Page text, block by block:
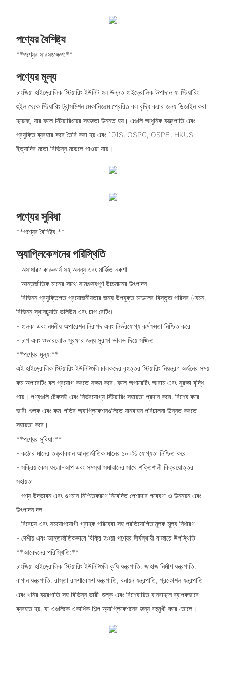
পণ্যের বৈশিষ্ট্য
**পণ্যের সারসংক্ষেপ:**
পণ্যের মূল্য
চাংজিয়া হাইড্রোলিক স্টিয়ারিং ইউনিট হল উন্নত হাইড্রোলিক উপাদান যা স্টিয়ারিং
হুইল থেকে স্টিয়ারিং ট্রান্সমিশন মেকানিজমে প্রেরিত বল বৃদ্ধি করার জন্য ডিজাইন করা
হয়েছে, যার ফলে স্টিয়ারিংয়ের সহজতা উন্নত হয়। এগুলি আধুনিক যন্ত্রপাতি এবং
প্রযুক্তি ব্যবহার করে তৈরি করা হয় এবং 101S, OSPC, OSPB, HKUS
ইত্যাদির মতো বিভিন্ন মডেলে পাওয়া যায়।
পণ্যের সুবিধা
**পণ্যের বৈশিষ্ট্য:**
অ্যাপ্লিকেশনের পরিস্থিতি
- অসাধারণ কারুকার্য সহ অনন্য এবং মার্জিত নকশা
- আন্তর্জাতিক মানের সাথে সামঞ্জস্যপূর্ণ উচ্চমানের উৎপাদন
- বিভিন্ন প্রযুক্তিগত প্রয়োজনীয়তার জন্য উপযুক্ত মডেলের বিস্তৃত পরিসর (যেমন,
বিভিন্ন স্থানচ্যুতি ভলিউম এবং চাপ রেটিং)
- হালকা এবং নমনীয় অপারেশন নিরাপদ এবং নির্ভরযোগ্য কর্মক্ষমতা নিশ্চিত করে
- চাপ এবং ওভারলোড সুরক্ষার জন্য সুরক্ষা ভালভ দিয়ে সজ্জিত
**পণ্যের মূল্য:**
এই হাইড্রোলিক স্টিয়ারিং ইউনিটগুলি চালকদের বৃহত্তর স্টিয়ারিং নিয়ন্ত্রণ অর্জনের সময়
কম অপারেটিং বল প্রয়োগ করতে সক্ষম করে, ফলে অপারেটিং আরাম এবং সুরক্ষা বৃদ্ধি
পায়। পণ্যগুলি টেকসই এবং নির্ভরযোগ্য স্টিয়ারিং সহায়তা প্রদান করে, বিশেষ করে
ভারী-শুল্ক এবং কম-গতির অ্যাপ্লিকেশনগুলিতে যানবাহন পরিচালনা উন্নত করতে
সহায়তা করে।
**পণ্যের সুবিধা:**
- কঠোর মানের তত্ত্বাবধান আন্তর্জাতিক মানের ১০০% যোগ্যতা নিশ্চিত করে
- সক্রিয় কেস ফলো-আপ এবং সমস্যা সমাধানের সাথে শক্তিশালী বিক্রয়োত্তর
সহায়তা
- পণ্য উদ্ভাবন এবং গুণমান নিশ্চিতকরণে নিবেদিত পেশাদার গবেষণা ও উন্নয়ন এবং
উৎপাদন দল
- বিবেচ্য এবং সময়োপযোগী গ্রাহক পরিষেবা সহ প্রতিযোগিতামূলক মূল্য নির্ধারণ
- দেশীয় এবং আন্তর্জাতিকভাবে বিক্রি হওয়া পণ্যের দীর্ঘস্থায়ী বাজারে উপস্থিতি
**আবেদনের পরিস্থিতি:**
চাংজিয়া হাইড্রোলিক স্টিয়ারিং ইউনিটগুলি কৃষি যন্ত্রপাতি, জাহাজ নির্মাণ যন্ত্রপাতি,
বাগান যন্ত্রপাতি, রাস্তা রক্ষণাবেক্ষণ যন্ত্রপাতি, বনায়ন যন্ত্রপাতি, প্রকৌশল যন্ত্রপাতি
এবং খনির যন্ত্রপাতি সহ বিভিন্ন ভারী-শুল্ক এবং বিশেষায়িত যানবাহনে ব্যাপকভাবে
ব্যবহৃত হয়, যা এগুলিকে একাধিক শিল্প অ্যাপ্লিকেশনের জন্য বহুমুখী করে তোলে।